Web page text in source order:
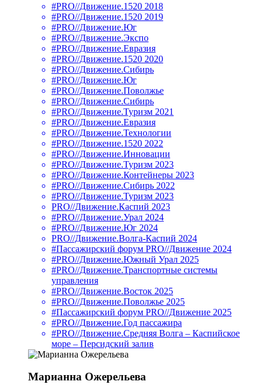
#PRO//Движение.1520 2018
#PRO//Движение.1520 2019
#PRO//Движение.Юг
#PRO//Движение.Экспо
#PRO//Движение.Евразия
#PRO//Движение.1520 2020
#PRO//Движение.Сибирь
#PRO//Движение.Юг
#PRO//Движение.Поволжье
#PRO//Движение.Сибирь
#PRO//Движение.Туризм 2021
#PRO//Движение.Евразия
#PRO//Движение.Технологии
#PRO//Движение.1520 2022
#PRO//Движение.Инновации
#PRO//Движение.Туризм 2023
#PRO//Движение.Контейнеры 2023
#PRO//Движение.Сибирь 2022
#PRO//Движение.Туризм 2023
PRO//Движение.Каспий 2023
#PRO//Движение.Урал 2024
#PRO//Движение.Юг 2024
PRO//Движение.Волга-Каспий 2024
#Пассажирский форум PRO//Движение 2024
#PRO//Движение.Южный Урал 2025
#PRO//Движение.Транспортные системы
управления
#PRO//Движение.Восток 2025
#PRO//Движение.Поволжье 2025
#Пассажирский форум PRO//Движение 2025
#PRO//Движение.Год пассажира
#PRO//Движение.Средняя Волга – Каспийское
море – Персидский залив
Марианна Ожерельева